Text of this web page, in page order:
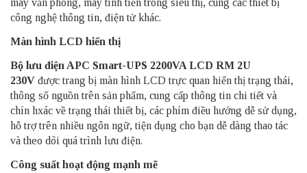
công nghệ thông tin, điện tử khác.
Màn hình LCD hiển thị
Bộ lưu điện APC Smart-UPS 2200VA LCD RM 2U
230V được trang bị màn hình LCD trực quan hiển thị trạng thái,
thông số nguồn trên sản phẩm, cung cấp thông tin chi tiết và
chín hxác về trạng thái thiết bị, các phím điều hướng dễ sử dụng,
hỗ trợ trên nhiều ngôn ngữ, tiện dụng cho bạn dễ dàng thao tác
và theo dõi quá trình lưu điện.
Công suất hoạt động mạnh mẽ